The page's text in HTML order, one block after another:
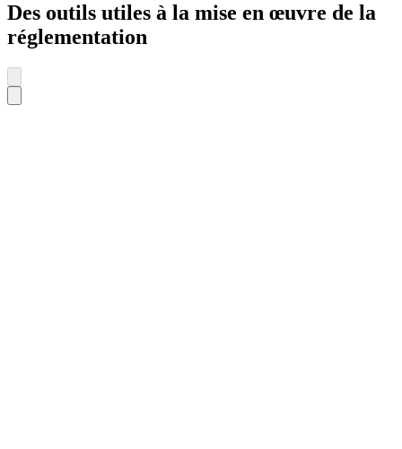
Des outils utiles à la mise en œuvre de la
réglementation